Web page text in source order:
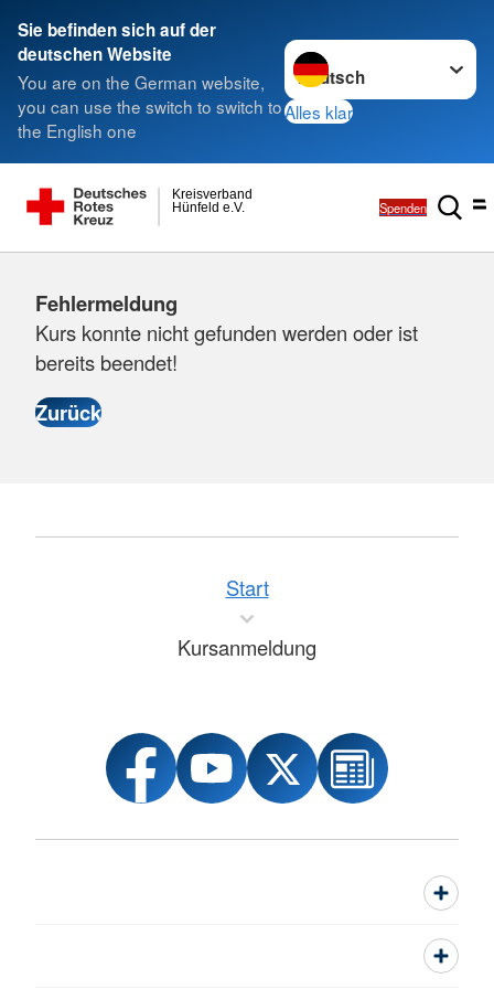
Sie befinden sich auf der
deutschen Website
You are on the German website,
you can use the switch to switch to
the English one
Sprache wechseln zu
Alles klar
Hünfeld e.V.
Kreisverband
Spenden
Fehlermeldung
Kurs konnte nicht gefunden werden oder ist
bereits beendet!
Start
Kursanmeldung